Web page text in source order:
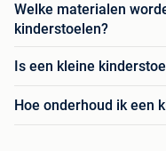
Welke materialen
kinderstoelen?
Is een kleine
Hoe onderhoud ik een